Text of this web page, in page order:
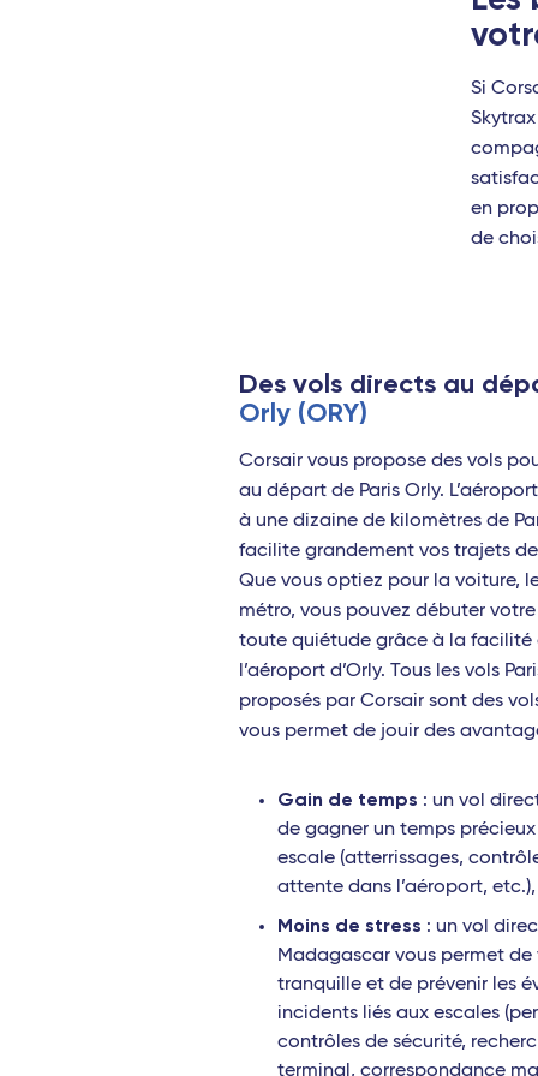
Antilles
Si
en
de
Des vols directs au
Orly (ORY)
Corsair vous propose des vols
au départ de Paris Orly.
à une dizaine de kilomètres de
facilite grandement vos trajets
Que vous optiez pour la voiture,
métro, vous pouvez débuter
toute quiétude grâce à la facilité
l’aéroport d’Orly. Tous les vols
proposés par Corsair sont des
vous permet de jouir des
Gain de temps : un vol
de gagner un temps
escale (atterrissages,
attente dans l’aéroport, etc.),
Moins de stress : un vol
Madagascar vous permet de
tranquille et de prévenir les
incidents liés aux escales
contrôles de sécurité,
terminal, correspondance